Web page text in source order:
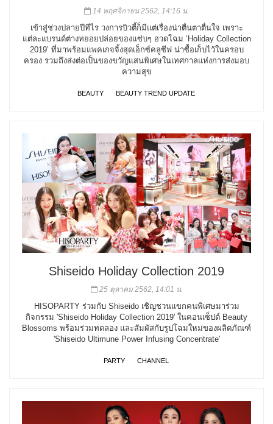
14 พฤศจิกายน 2562, 14:16 น.
เข้าสู่ช่วงปลายปีทีไร วงการบิวตี้ก็มีแต่เรื่องน่าตื่นตาตื่นใจ เพราะ
แต่ละแบรนด์ต่างทยอยปล่อยของแซ่บๆ อวดโฉม ‘Holiday Collection
2019’ ที่มาพร้อมแพคเกจจิ้งสุดเอ็กซ์คลูซีฟ น่าซื้อเก็บไว้ในครอบ
ครอง รวมถึงส่งต่อเป็นของขวัญแสนพิเศษในเทศกาลแห่งการส่งมอบ
ความสุข
BEAUTY BEAUTY TREND UPDATE
Shiseido Holiday Collection 2019
25 ตุลาคม 2562, 14:01 น.
HISOPARTY ร่วมกับ Shiseido เชิญชวนแขกคนพิเศษมาร่วม
กิจกรรม 'Shiseido Holiday Collection 2019' ในคอนเซ็ปต์ Beauty
Blossoms พร้อมร่วมทดลอง และสัมผัสกับรูปโฉมใหม่ของผลิตภัณฑ์
'Shiseido Ultimune Power Infusing Concentrate'
PARTY CHANNEL